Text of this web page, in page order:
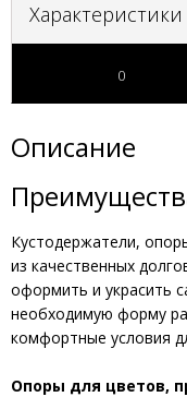
Характеристики
0
Описание
Кустодержатели,
из качественных
оформить и украсить
необходимую форму
комфортные условия
Опоры для цветов,